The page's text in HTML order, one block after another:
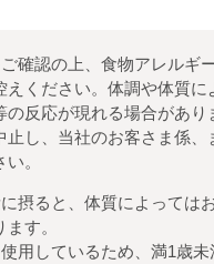
確認の上、食物アレルギ
えください。体調や体質に
の反応が現れる場合があり
止し、当社のお客さま係、
。
摂ると、体質によっては
す。
用しているため、満1歳